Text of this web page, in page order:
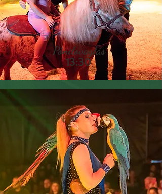
Pónilovaglás
13:30